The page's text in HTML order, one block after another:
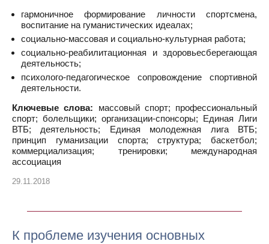
гармоничное формирование личности спортсмена,
воспитание на гуманистических идеалах;
социально-массовая и социально-культурная работа;
социально-реабилитационная и здоровьесберегающая
деятельность;
психолого-педагогическое сопровождение спортивной
деятельности.
Ключевые слова: массовый спорт; профессиональный
спорт; болельщики; организации-спонсоры; Единая Лиги
ВТБ; деятельность; Единая молодежная лига ВТБ;
принцип гуманизации спорта; структура; баскетбол;
коммерциализация; тренировки; международная
ассоциация
29.11.2018
К проблеме изучения основных